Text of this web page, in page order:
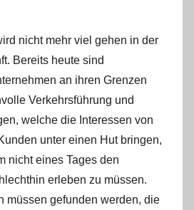
nicht mehr viel gehen in der
Bereits heute sind
an ihren Grenzen
Verkehrsführung und
welche die Interessen von
unter einen Hut bringen,
nicht eines Tages den
erleben zu müssen.
müssen gefunden werden, die